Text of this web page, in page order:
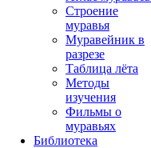
Строение
муравья
Муравейник в
разрезе
Таблица лёта
Методы
изучения
Фильмы о
муравьях
Библиотека